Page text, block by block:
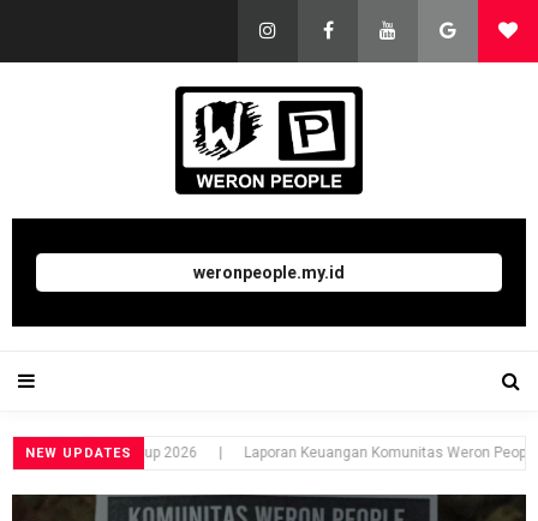
weronpeople.my.id
NEW UPDATES
People Cup 2026 | Laporan Keuangan Komunitas Weron People Bulan